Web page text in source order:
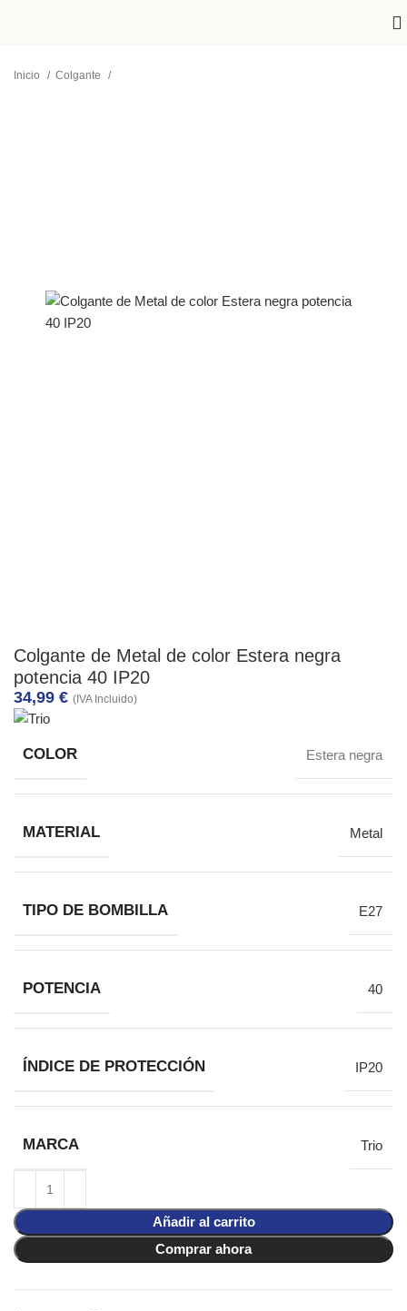
Inicio Colgante
Colgante de Metal de color Estera negra
potencia 40 IP20
34,99 € (IVA Incluido)
COLOR Estera negra
MATERIAL Metal
TIPO DE BOMBILLA E27
POTENCIA 40
ÍNDICE DE PROTECCIÓN IP20
MARCA Trio
Añadir al carrito
Comprar ahora